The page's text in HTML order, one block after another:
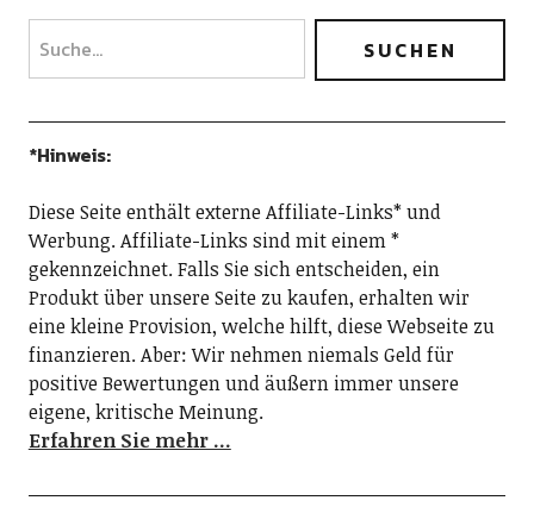
*Hinweis:
Diese Seite enthält externe Affiliate-Links* und
Werbung. Affiliate-Links sind mit einem *
gekennzeichnet. Falls Sie sich entscheiden, ein
Produkt über unsere Seite zu kaufen, erhalten wir
eine kleine Provision, welche hilft, diese Webseite zu
finanzieren. Aber: Wir nehmen niemals Geld für
positive Bewertungen und äußern immer unsere
eigene, kritische Meinung.
Erfahren Sie mehr …